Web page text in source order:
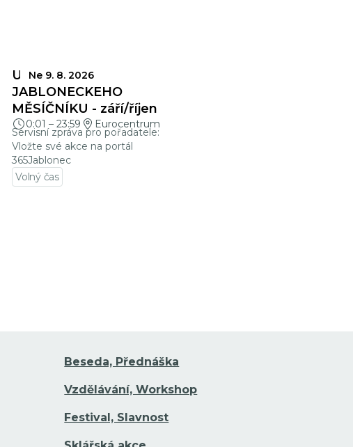
Ne 9. 8. 2026
UZÁVĚRKY
JABLONECKÉHO
MĚSÍČNÍKU - září/říjen
0:01 – 23:59 Eurocentrum
Servisní zpráva pro pořadatele:
Vložte své akce na portál
365Jablonec
Volný čas
Beseda, Přednáška
Vzdělávání, Workshop
Festival, Slavnost